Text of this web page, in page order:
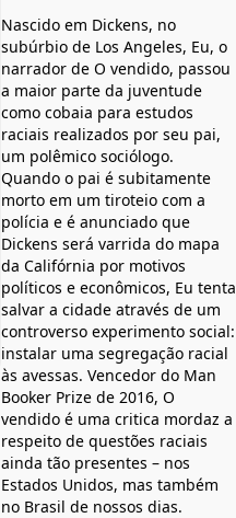
Nascido em Dickens, no
subúrbio de Los Angeles, Eu, o
narrador de O vendido, passou
a maior parte da juventude
como cobaia para estudos
raciais realizados por seu pai,
um polêmico sociólogo.
Quando o pai é subitamente
morto em um tiroteio com a
polícia e é anunciado que
Dickens será varrida do mapa
da Califórnia por motivos
políticos e econômicos, Eu tenta
salvar a cidade através de um
controverso experimento social:
instalar uma segregação racial
às avessas. Vencedor do Man
Booker Prize de 2016, O
vendido é uma critica mordaz a
respeito de questões raciais
ainda tão presentes – nos
Estados Unidos, mas também
no Brasil de nossos dias.